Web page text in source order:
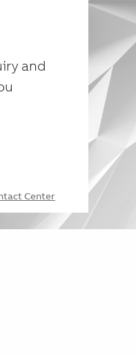
and
Center